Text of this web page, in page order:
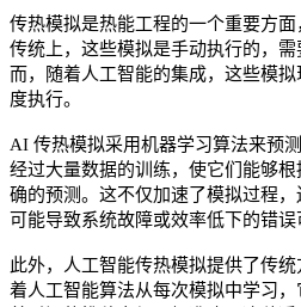
传热模拟是热能工程的一个重要方面
传统上，这些模拟是手动执行的，
而，随着人工智能的集成，这些模
度执行。
AI 传热模拟采用机器学习算法来预
经过大量数据的训练，使它们能够
确的预测。这不仅加速了模拟过程
可能导致系统故障或效率低下的错误
此外，人工智能传热模拟提供了传
着人工智能算法从每次模拟中学习